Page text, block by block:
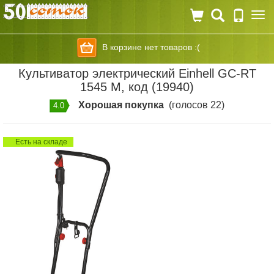
В корзине нет товаров :(
Культиватор электрический Einhell GC-RT
1545 M, код (19940)
4.0 Хорошая покупка (голосов 22)
Есть на складе